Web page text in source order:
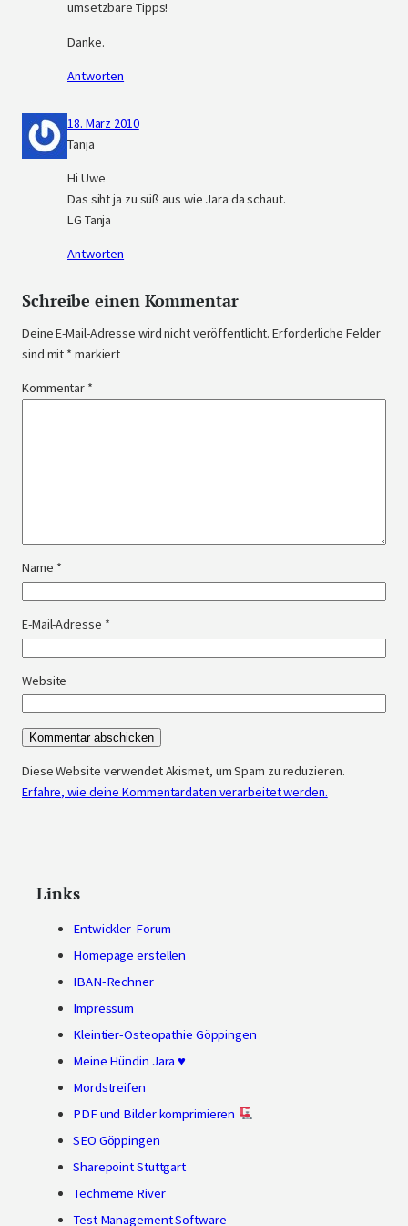
umsetzbare Tipps!
Danke.
Antworten
18. März 2010
Tanja
Hi Uwe
Das siht ja zu süß aus wie Jara da schaut.
LG Tanja
Antworten
Schreibe einen Kommentar
Deine E-Mail-Adresse wird nicht veröffentlicht. Erforderliche Felder
sind mit * markiert
Kommentar *
Name *
E-Mail-Adresse *
Website
Diese Website verwendet Akismet, um Spam zu reduzieren.
Erfahre, wie deine Kommentardaten verarbeitet werden.
Links
Entwickler-Forum
Homepage erstellen
IBAN-Rechner
Impressum
Kleintier-Osteopathie Göppingen
Meine Hündin Jara ♥
Mordstreifen
PDF und Bilder komprimieren
SEO Göppingen
Sharepoint Stuttgart
Techmeme River
Test Management Software